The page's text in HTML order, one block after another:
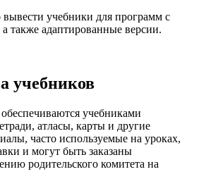
учебники для программ с
также адаптированные версии.
учебников
учебниками
атласы, карты и другие
часто используемые на уроках,
и могут быть заказаны
родительского комитета на